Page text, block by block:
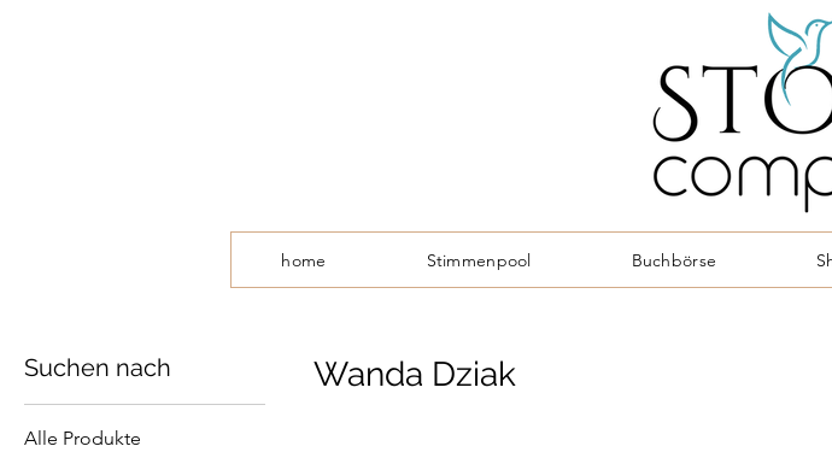
home Stimmenpool Buchbörse
Suchen nach
Alle Produkte
Wanda Dziak